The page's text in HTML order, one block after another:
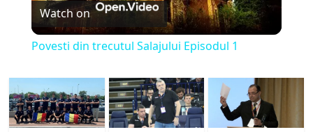
l
y
Watch on
Povesti din trecutul Salajului Episodul 1